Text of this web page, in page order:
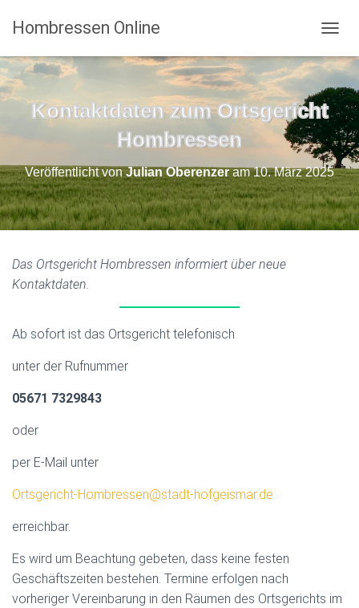
Hombressen Online
A
V
I
G
A
T
I
O
N
U
M
S
Kontaktdaten zum Ortsgericht
Hombressen
Veröffentlicht vonJulian Oberenzeram10. März 2025
Das Ortsgericht Hombressen informiert über neue
Kontaktdaten.
Ab sofort ist das Ortsgericht telefonisch
unter der Rufnummer
05671 7329843
oder
per E-Mail unter
Ortsgericht-Hombressen@stadt-hofgeismar.de
erreichbar.
Es wird um Beachtung gebeten, dass keine festen
Geschäftszeiten bestehen. Termine erfolgen nach
vorheriger Vereinbarung in den Räumen des Ortsgerichts im